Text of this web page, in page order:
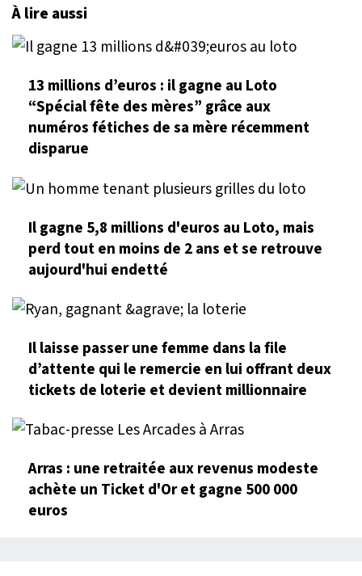
À lire aussi
13 millions d’euros : il gagne au Loto
“Spécial fête des mères” grâce aux
numéros fétiches de sa mère récemment
disparue
Il gagne 5,8 millions d'euros au Loto, mais
perd tout en moins de 2 ans et se retrouve
aujourd'hui endetté
Il laisse passer une femme dans la file
d’attente qui le remercie en lui offrant deux
tickets de loterie et devient millionnaire
Arras : une retraitée aux revenus modeste
achète un Ticket d'Or et gagne 500 000
euros